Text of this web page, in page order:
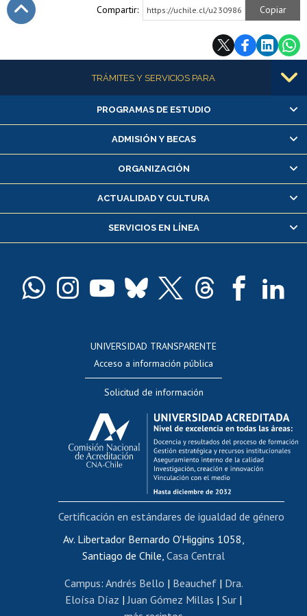
Compartir: https://uchile.cl/u230986 Copiar
Más informaciónTRÁMITES Y SERVICIOS PARA
Alumnas/os y exalumnas/os
Matrícula en línea
Inscripción y cambio de asignaturas
Consulta y certificado de notas
Servicio médico y dental
Pago de arancel y crédito alumnos
Docentes
Evaluación docente
Calificación académica
Postulación al AUCAI
Funcionarias/os
Cursos internos de capacitación
Bienestar del personal
Portal de movilidad interna
Certificado de renta
Certificado de renta honorarios
Editar páginas blancas
PROGRAMAS DE ESTUDIO
ADMISIÓN Y BECAS
ORGANIZACIÓN
ACTUALIDAD Y CULTURA
SERVICIOS EN LÍNEA
UNIVERSIDAD TRANSPARENTE
Acceso a información pública
Solicitud de información
Av. Libertador Bernardo O'Higgins 1058,
Santiago de Chile, Casa Central
Campus: Andrés Bello | Beauchef| Dra.
Eloísa Díaz |Juan Gómez Millas | Sur |
Certificación en estándares de igualdad de género